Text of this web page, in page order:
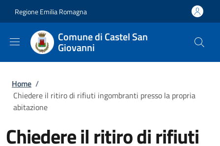
Regione Emilia Romagna
Comune di Castel San
Giovanni
Briciole di pane
Home /
Chiedere il ritiro di rifiuti ingombranti presso la propria
abitazione
Chiedere il ritiro di rifiuti